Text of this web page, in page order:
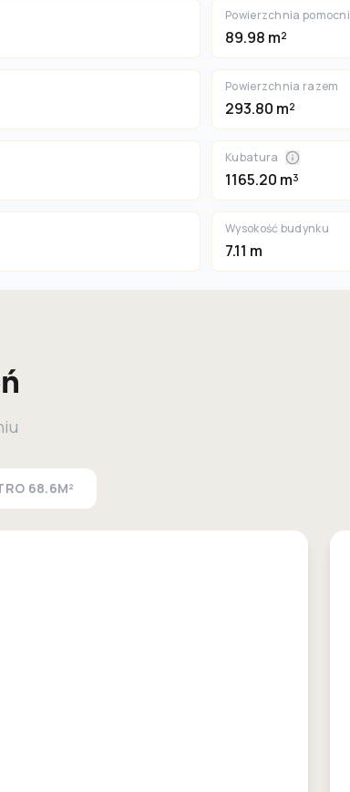
Powierzchnia
89.98 m²
Powierzchnia razem
293.80 m²
Kubatura
1165.20 m³
Wysokość budynku
7.11 m
68.6M²